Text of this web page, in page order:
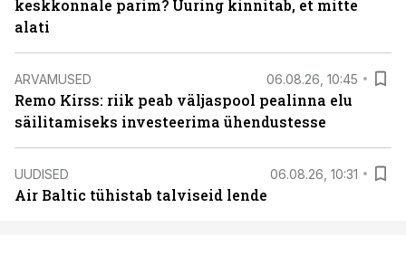
keskkonnale parim? Uuring kinnitab, et mitte
alati
ARVAMUSED 06.08.26, 10:45
Remo Kirss: riik peab väljaspool pealinna elu
säilitamiseks investeerima ühendustesse
UUDISED 06.08.26, 10:31
Air Baltic tühistab talviseid lende